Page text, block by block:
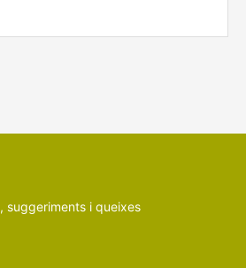
suggeriments i queixes